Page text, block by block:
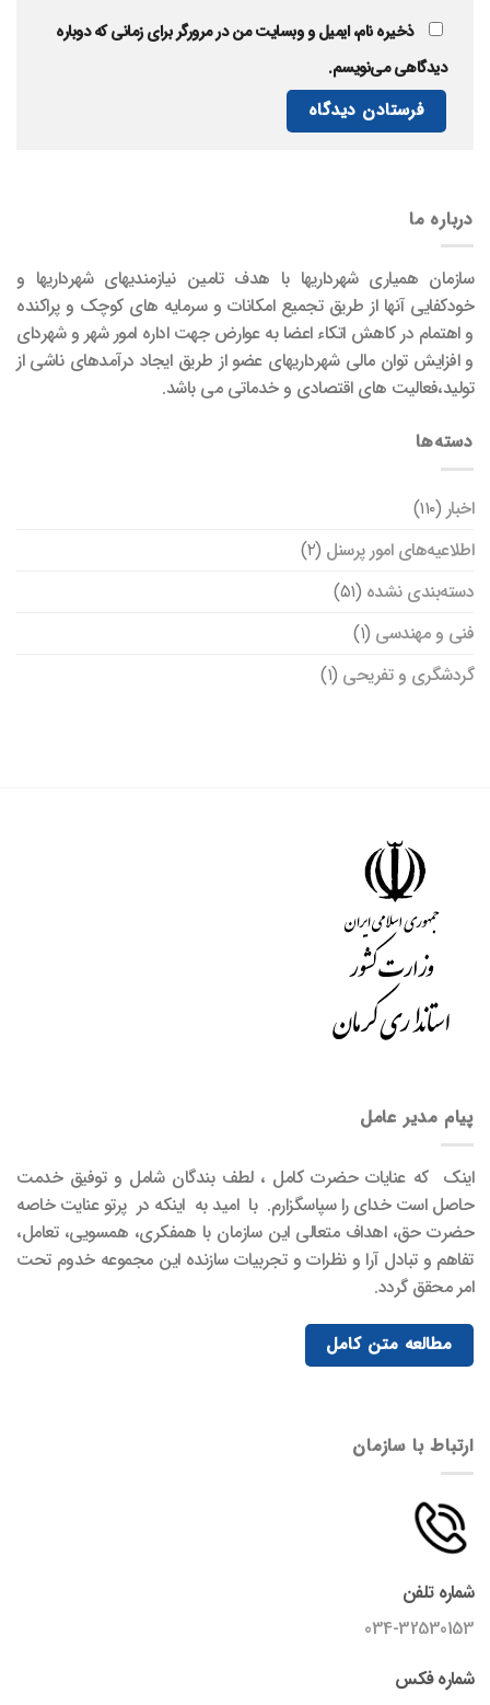
ذخیره نام، ایمیل و وبسایت من در مرورگر برای زمانی که دوباره
دیدگاهی می‌نویسم.
درباره ما
سازمان همیاری شهرداریها با هدف تامین نیازمندیهای شهرداریها و
خودکفایی آنها از طریق تجمیع امکانات و سرمایه های کوچک و پراکنده
و اهتمام در کاهش اتکاء اعضا به عوارض جهت اداره امور شهر و شهردای
و افزایش توان مالی شهرداریهای عضو از طریق ایجاد درآمدهای ناشی از
تولید،فعالیت های اقتصادی و خدماتی می باشد.
دسته‌ها
اخبار (۱۱۰)
اطلاعیه‌های امور پرسنل (۲)
دسته‌بندی نشده (۵۱)
فنی و مهندسی (۱)
گردشگری و تفریحی (۱)
پیام مدیر عامل
اینک که عنایات حضرت کامل ، لطف بندگان شامل و توفیق خدمت
حاصل است خدای را سپاسگزارم. با امید به اینکه در پرتو عنایت خاصه
حضرت حق، اهداف متعالی این سازمان با همفکری، همسویی، تعامل،
تفاهم و تبادل آرا و نظرات و تجربیات سازنده این مجموعه خدوم تحت
امر محقق گردد.
مطالعه متن کامل
ارتباط با سازمان
شماره تلفن
034-32530153
شماره فکس